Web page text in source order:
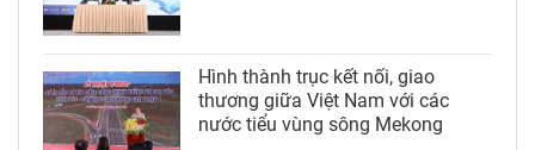
Hình thành trục kết nối, giao
thương giữa Việt Nam với các
nước tiểu vùng sông Mekong